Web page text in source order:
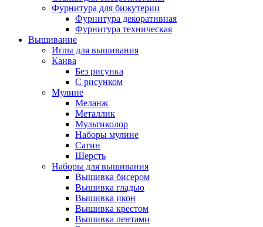
Фурнитура для бижутерии
Фурнитура декоративная
Фурнитура техническая
Вышивание
Иглы для вышивания
Канва
Без рисунка
С рисунком
Мулине
Меланж
Металлик
Мультиколор
Наборы мулине
Сатин
Шерсть
Наборы для вышивания
Вышивка бисером
Вышивка гладью
Вышивка икон
Вышивка крестом
Вышивка лентами